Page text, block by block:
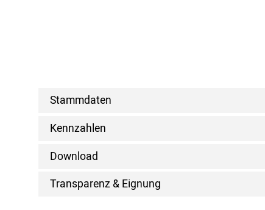
Stammdaten
Kennzahlen
Download
Transparenz & Eignung